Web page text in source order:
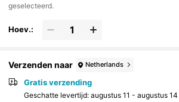
geselecteerd.
Hoev.:
Verzenden naar Netherlands
Gratis verzending
Geschatte levertijd: augustus 11 - augustus 14